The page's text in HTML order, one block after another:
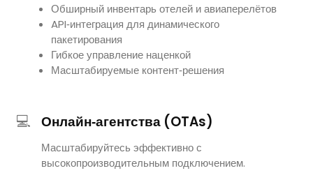
Обширный инвентарь отелей и авиаперелётов
API‑интеграция для динамического
пакетирования
Гибкое управление наценкой
Масштабируемые контент‑решения
💻 Онлайн‑агентства (OTAs)
Масштабируйтесь эффективно с
высокопроизводительным подключением.